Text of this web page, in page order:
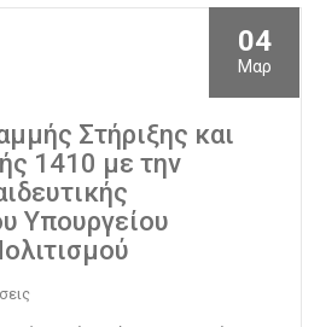
04
Μαρ
Στήριξης και
1410 με την
Υπουργείου